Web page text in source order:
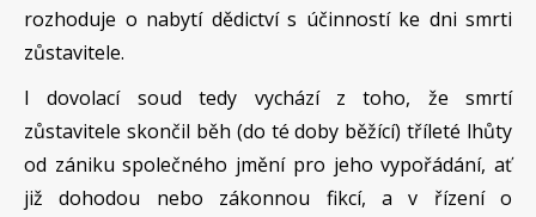
rozhoduje o nabytí dědictví s účinností ke dni smrti
zůstavitele.
I dovolací soud tedy vychází z toho, že smrtí
zůstavitele skončil běh (do té doby běžící) tříleté lhůty
od zániku společného jmění pro jeho vypořádání, ať
již dohodou nebo zákonnou fikcí, a v řízení o